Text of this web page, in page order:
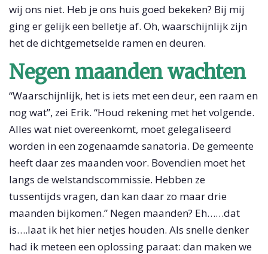
wij ons niet. Heb je ons huis goed bekeken? Bij mij
ging er gelijk een belletje af. Oh, waarschijnlijk zijn
het de dichtgemetselde ramen en deuren.
Negen maanden wachten
“Waarschijnlijk, het is iets met een deur, een raam en
nog wat”, zei Erik. “Houd rekening met het volgende.
Alles wat niet overeenkomt, moet gelegaliseerd
worden in een zogenaamde sanatoria. De gemeente
heeft daar zes maanden voor. Bovendien moet het
langs de welstandscommissie. Hebben ze
tussentijds vragen, dan kan daar zo maar drie
maanden bijkomen.” Negen maanden? Eh……dat
is….laat ik het hier netjes houden. Als snelle denker
had ik meteen een oplossing paraat: dan maken we